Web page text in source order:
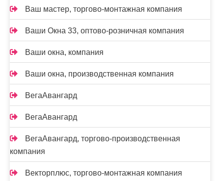
Ваш мастер, торгово-монтажная компания
Ваши Окна 33, оптово-розничная компания
Ваши окна, компания
Ваши окна, производственная компания
ВегаАвангард
ВегаАвангард
ВегаАвангард, торгово-производственная
компания
Векторплюс, торгово-монтажная компания